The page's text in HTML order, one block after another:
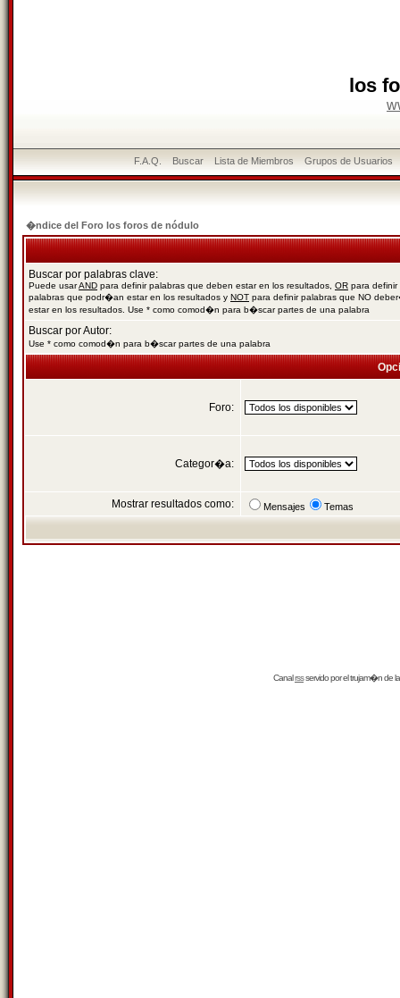
los
F.A.Q. Buscar Lista de Miembros Grupos de Usuarios
�ndice del Foro los foros de nódulo
Buscar por palabras clave:
Puede usarAND para definir palabras que deben estar en los resultados, OR para definir
palabras que podr�an estar en los resultados y NOT para definir palabras que NO
estar en los resultados. Use * como comod�n para b�scar partes de una palabra
Buscar por Autor:
Use * como comod�n para b�scar partes de una palabra
Foro:
Categor�a:
Mostrar resultados como: Mensajes Temas
Canalrssservido por eltrujam�nde